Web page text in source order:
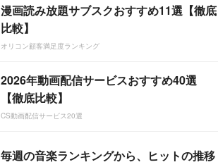
漫画読み放題サブスクおすすめ11選【徹底
比較】
オリコン顧客満足度ランキング
2026年動画配信サービスおすすめ40選
【徹底比較】
CS動画配信サービス20選
毎週の音楽ランキングから、ヒットの推移